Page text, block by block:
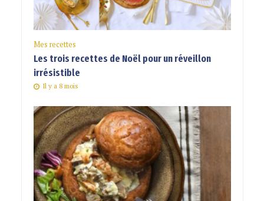
Mes recettes
Les trois recettes de Noël pour un réveillon
irrésistible
Il y a 8 mois